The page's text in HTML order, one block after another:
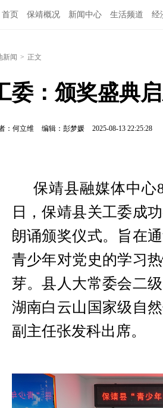
首页 保靖概况 新闻中心 生活频道 经
新闻 > 正文
委：颁奖盛典
：何立维 编辑：彭梦媛 2025-08-13 22:25:28
保靖县融媒体中
日，保靖县关工委成
朗诵颁奖仪式。旨在
青少年对党史的学习
芽。县人大常委会二
湖南白云山国家级自
副主任张发科出席。